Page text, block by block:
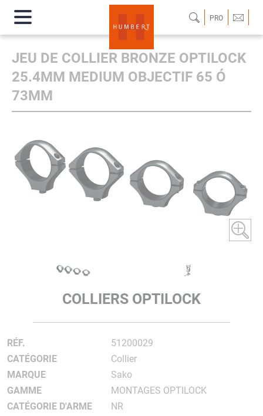
PRO
JEU DE COLLIER BRONZE OPTILOCK
25.4MM MEDIUM OBJECTIF 65 Ó
73MM
COLLIERS OPTILOCK
RÉF.
51200029
CATÉGORIE
Collier
MARQUE
Sako
GAMME
MONTAGES OPTILOCK
CATÉGORIE D'ARME
NR